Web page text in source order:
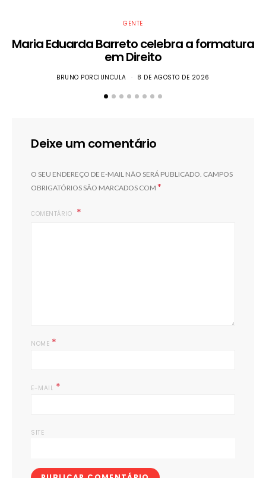
GENTE
Maria Eduarda Barreto celebra a formatura
em Direito
BRUNO PORCIUNCULA 8 DE AGOSTO DE 2026
Deixe um comentário
O SEU ENDEREÇO DE E-MAIL NÃO SERÁ PUBLICADO. CAMPOS
OBRIGATÓRIOS SÃO MARCADOS COM *
COMENTÁRIO
NOME *
E-MAIL *
SITE